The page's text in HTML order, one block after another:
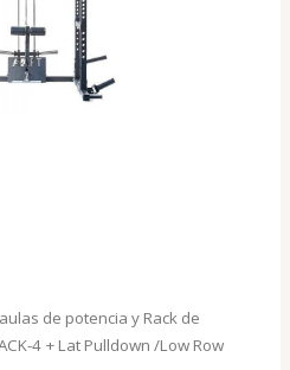
de potencia y Rack de
4 + Lat Pulldown /Low Row